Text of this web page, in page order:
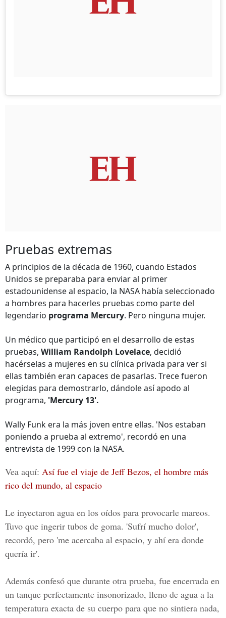
Pruebas extremas
A principios de la década de 1960, cuando Estados
Unidos se preparaba para enviar al primer
estadounidense al espacio, la NASA había seleccionado
a hombres para hacerles pruebas como parte del
legendario programa Mercury. Pero ninguna mujer.
Un médico que participó en el desarrollo de estas
pruebas, William Randolph Lovelace, decidió
hacérselas a mujeres en su clínica privada para ver si
ellas también eran capaces de pasarlas. Trece fueron
elegidas para demostrarlo, dándole así apodo al
programa, 'Mercury 13'.
Wally Funk era la más joven entre ellas. 'Nos estaban
poniendo a prueba al extremo', recordó en una
entrevista de 1999 con la NASA.
Vea aquí: Así fue el viaje de Jeff Bezos, el hombre más
rico del mundo, al espacio
Le inyectaron agua en los oídos para provocarle mareos.
Tuvo que ingerir tubos de goma. 'Sufrí mucho dolor',
recordó, pero 'me acercaba al espacio, y ahí era donde
quería ir'.
Además confesó que durante otra prueba, fue encerrada en
un tanque perfectamente insonorizado, lleno de agua a la
temperatura exacta de su cuerpo para que no sintiera nada,